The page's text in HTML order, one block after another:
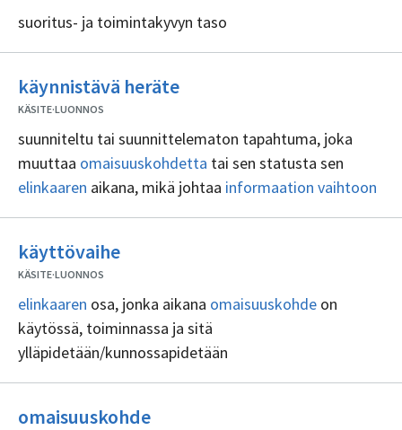
suoritus- ja toimintakyvyn taso
käynnistävä heräteEi
KÄSITE·LUONNOS
suunniteltu tai suunnittelematon tapahtuma, joka
muuttaa omaisuuskohdetta tai sen statusta sen
elinkaaren aikana, mikä johtaa informaation vaihtoon
käyttövaiheEi
KÄSITE·LUONNOS
elinkaaren osa, jonka aikana omaisuuskohde on
käytössä, toiminnassa ja sitä
ylläpidetään/kunnossapidetään
omaisuuskohdeEi